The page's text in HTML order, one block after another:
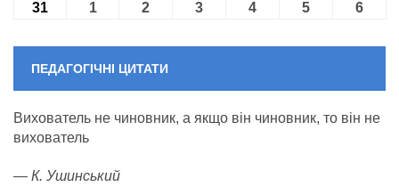
31 31.08.2026
101.09.2026
2 02.09.2026
3 03.09.2026
4 04.09.2026
5 05.09.2026
6
ПЕДАГОГІЧНІ ЦИТАТИ
Вихователь не чиновник, а якщо він чиновник, то він не
вихователь
— К. Ушинський